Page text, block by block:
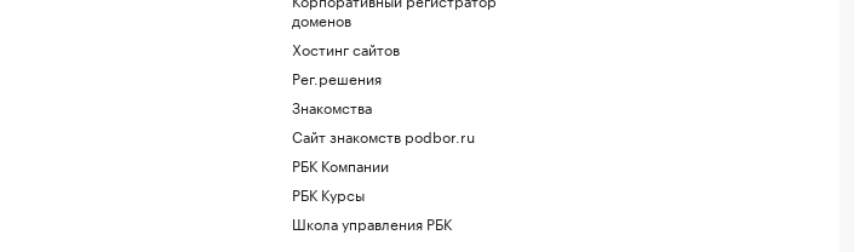
доменов
Хостинг сайтов
Рег.решения
Знакомства
Сайт знакомств podbor.ru
РБК Компании
РБК Курсы
Школа управления РБК